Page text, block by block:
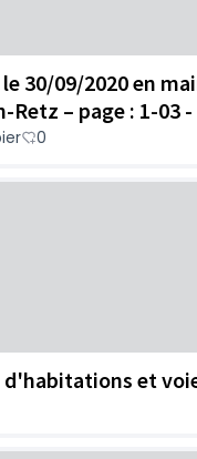
30/09/2020 en
Retz – page : 1-03 -
0
et